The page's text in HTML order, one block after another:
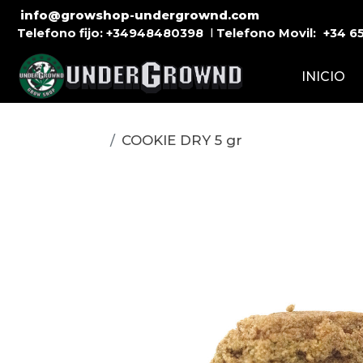
info@growshop-undergrownd.com
Telefono fijo: +34948480398 Telefono Movil: +34
INICIO
COOKIE DRY 5 gr